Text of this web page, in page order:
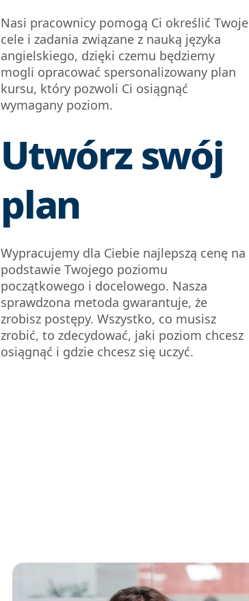
Nasi pracownicy pomogą Ci określić Twoje
cele i zadania związane z nauką języka
angielskiego, dzięki czemu będziemy
mogli opracować spersonalizowany plan
kursu, który pozwoli Ci osiągnąć
wymagany poziom.
Utwórz swój
plan
Wypracujemy dla Ciebie najlepszą cenę na
podstawie Twojego poziomu
początkowego i docelowego. Nasza
sprawdzona metoda gwarantuje, że
zrobisz postępy. Wszystko, co musisz
zrobić, to zdecydować, jaki poziom chcesz
osiągnąć i gdzie chcesz się uczyć.